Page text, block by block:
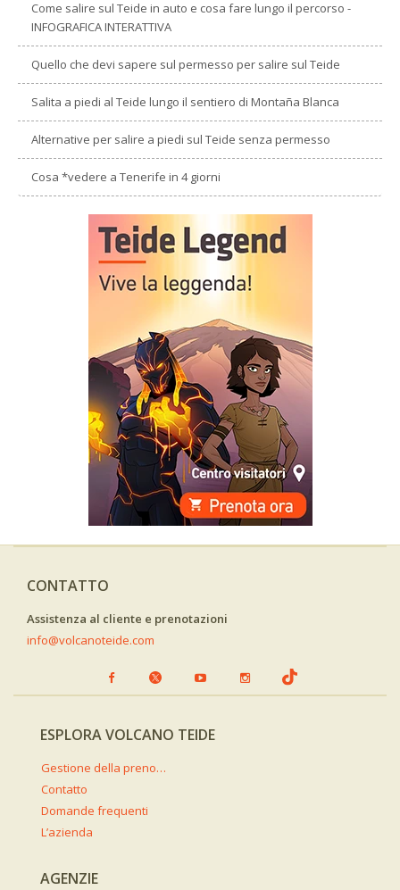
Come salire sul Teide in auto e cosa fare lungo il percorso -
INFOGRAFICA INTERATTIVA
Quello che devi sapere sul permesso per salire sul Teide
Salita a piedi al Teide lungo il sentiero di Montaña Blanca
Alternative per salire a piedi sul Teide senza permesso
Cosa *vedere a Tenerife in 4 giorni
CONTATTO
Assistenza al cliente e prenotazioni
info@volcanoteide.com
ESPLORA VOLCANO TEIDE
Gestione della prenotazione
Contatto
Domande frequenti
L’azienda
AGENZIE